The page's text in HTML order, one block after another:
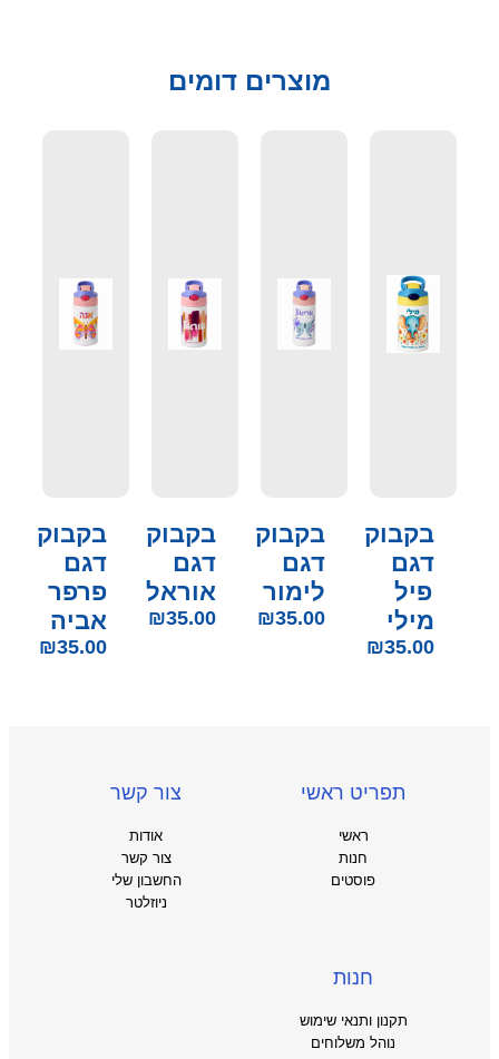
מוצרים דומים
בקבוק
דגם
פיל
מילי
₪35.00
בקבוק
דגם
לימור
₪35.00
בקבוק
דגם
אוראל
₪35.00
בקבוק
דגם
פרפר
אביה
₪35.00
תפריט ראשי
ראשי
חנות
פוסטים
צור קשר
אודות
צור קשר
החשבון שלי
ניוזלטר
חנות
תקנון ותנאי שימוש
נוהל משלוחים